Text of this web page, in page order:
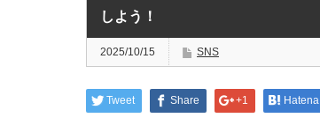
しよう！
2025/10/15 SNS
Tweet Share +1 Hatena